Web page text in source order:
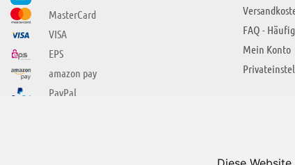
MasterCard
VISA
EPS
amazon pay
PayPal
FAQ -
Mein Konto